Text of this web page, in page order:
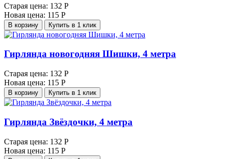
Старая цена: 132 Р
Новая цена: 115 Р
В корзину Купить в 1 клик
Гирлянда новогодняя Шишки, 4 метра
Старая цена: 132 Р
Новая цена: 115 Р
В корзину Купить в 1 клик
Гирлянда Звёздочки, 4 метра
Старая цена: 132 Р
Новая цена: 115 Р